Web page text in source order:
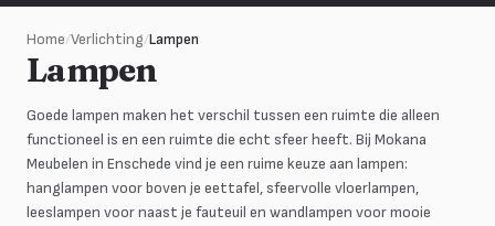
Home/Verlichting/Lampen
Lampen
Goede lampen maken het verschil tussen een ruimte die alleen
functioneel is en een ruimte die echt sfeer heeft. Bij Mokana
Meubelen in Enschede vind je een ruime keuze aan lampen:
hanglampen voor boven je eettafel, sfeervolle vloerlampen,
leeslampen voor naast je fauteuil en wandlampen voor mooie